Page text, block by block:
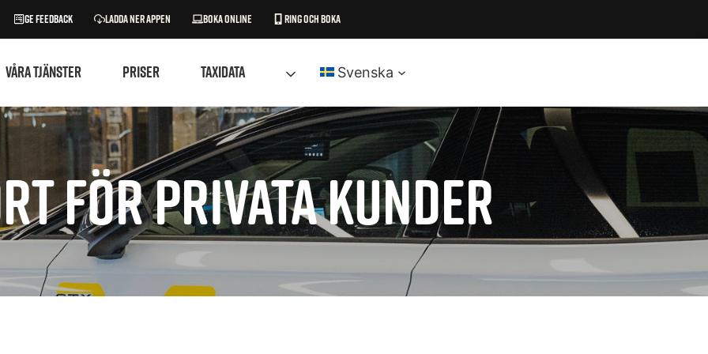
Ge feedback Ladda ner appen Boka online Ring och boka
Våra tjänster Priser Taxidata Svenska
FÖR PRIVATA KUNDER